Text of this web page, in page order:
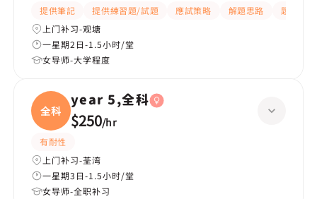
提供筆記 提供練習題/試題 應試策略 解題思路
題目講解
上门补习-观塘
一星期2日-1.5小时/堂
女导师-大学程度
全科
year 5,全科
$250/hr
有耐性
上门补习-荃湾
一星期3日-1.5小时/堂
女导师-全职补习